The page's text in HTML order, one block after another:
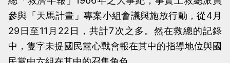
參與「天馬計畫」專案小組會議與施放行動，從4月
29日至11月22日，共計7次之多。然在救總的記錄
中，隻字未提國民黨心戰會報在其中的指導地位與國